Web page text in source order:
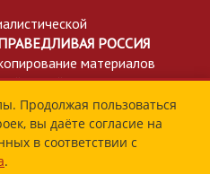
РОССИЯ
материалов
на сайт spravedlivo.ru
персональных
доступны по
Attribution 4.0 International
Продолжая пользоваться
вы даёте согласие на
в соответствии с
.